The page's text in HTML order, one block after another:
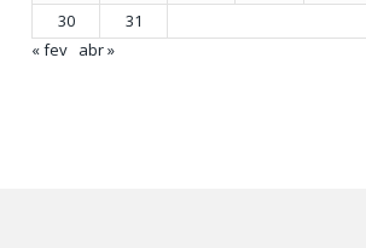
30
31
« fev abr »